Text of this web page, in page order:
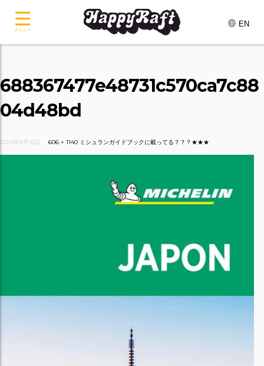
EN
688367477e48731c570ca7c88
04d48bd
2023年9月16日 606 × 1140 ミシュランガイドブックに載ってる？？？★★★
メニュー